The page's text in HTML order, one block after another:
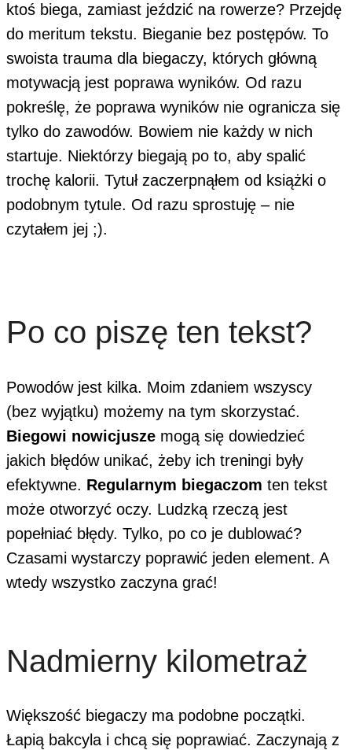
ktoś biega, zamiast jeździć na rowerze? Przejdę
do meritum tekstu. Bieganie bez postępów. To
swoista trauma dla biegaczy, których główną
motywacją jest poprawa wyników. Od razu
pokreślę, że poprawa wyników nie ogranicza się
tylko do zawodów. Bowiem nie każdy w nich
startuje. Niektórzy biegają po to, aby spalić
trochę kalorii. Tytuł zaczerpnąłem od książki o
podobnym tytule. Od razu sprostuję – nie
czytałem jej ;).
Po co piszę ten tekst?
Powodów jest kilka. Moim zdaniem wszyscy
(bez wyjątku) możemy na tym skorzystać.
Biegowi nowicjusze mogą się dowiedzieć
jakich błędów unikać, żeby ich treningi były
efektywne. Regularnym biegaczom ten tekst
może otworzyć oczy. Ludzką rzeczą jest
popełniać błędy. Tylko, po co je dublować?
Czasami wystarczy poprawić jeden element. A
wtedy wszystko zaczyna grać!
Nadmierny kilometraż
Większość biegaczy ma podobne początki.
Łapią bakcyla i chcą się poprawiać. Zaczynają z